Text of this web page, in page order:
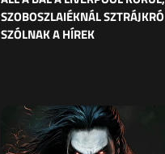
SZOBOSZLAIÉKNÁL
SZÓLNAK A HÍREK